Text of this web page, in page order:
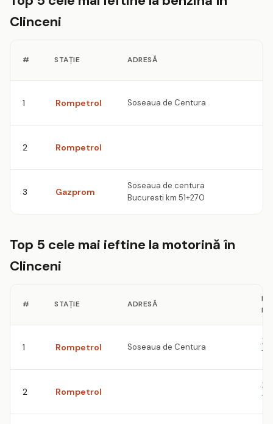
Clinceni
# STAȚIE ADRESĂ
1 Rompetrol Soseaua de Centura
2 Rompetrol
3 Gazprom
Soseaua de centura
Bucuresti km 51+270
Top 5 cele mai ieftine la motorină în
Clinceni
# STAȚIE ADRESĂ
1 Rompetrol Soseaua de Centura
2 Rompetrol